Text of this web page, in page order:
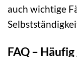
auch wichtige
FAQ –